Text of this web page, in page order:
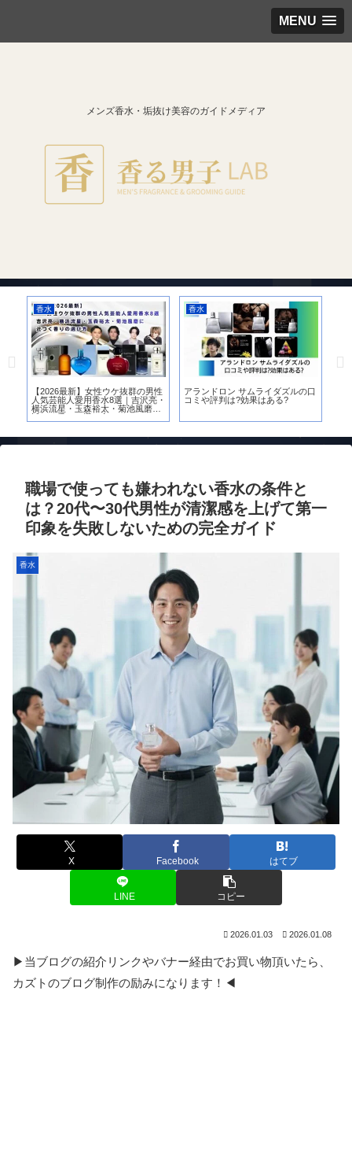
MENU
メンズ香水・垢抜け美容のガイドメディア
香水
【2026最新】女性ウケ抜群の男性
人気芸能人愛用香水8選｜吉沢亮・
横浜流星・玉森裕太・菊池風磨に
近づく香りの選び方
香水
アランドロン サムライダズルの口
コミや評判は?効果はある?
職場で使っても嫌われない香水の条件と
は？20代〜30代男性が清潔感を上げて第一
印象を失敗しないための完全ガイド
香水
X Facebook はてブ
LINE コピー
2026.01.03 2026.01.08
▶当ブログの紹介リンクやバナー経由でお買い物頂いたら、
カズトのブログ制作の励みになります！◀